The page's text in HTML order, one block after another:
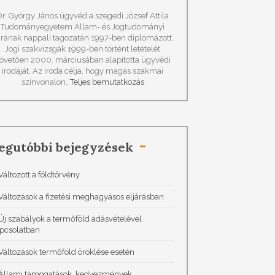
György János ügyvéd a szegedi József Attila
Tudományegyetem Állam- és Jogtudományi
nappali tagozatán 1997-ben diplomázott.
Jogi szakvizsgák 1999-ben történt letételét
2000. márciusában alapította ügyvédi
irodáját. Az iroda célja, hogy magas szakmai
színvonalon…Teljes bemutatkozás
bejegyzések
a földtörvény
a fizetési meghagyásos eljárásban
szabályok a termőföld adásvételével
termőföld öröklése esetén